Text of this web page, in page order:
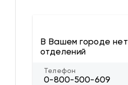
В Вашем городе нет
отделений
Телефон
0-800-500-609